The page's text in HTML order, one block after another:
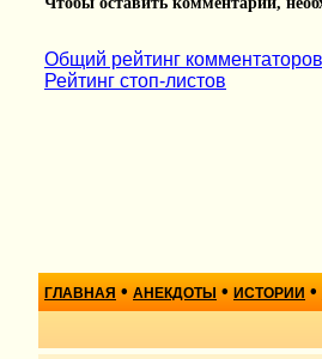
Общий рейтинг комментаторов
Рейтинг стоп-листов
ГЛАВНАЯ • АНЕКДОТЫ • ИСТОРИИ •